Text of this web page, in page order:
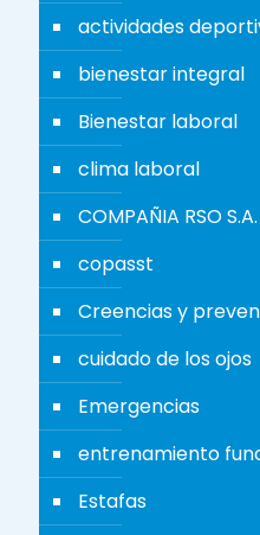
actividades
bienestar integral
Bienestar laboral
clima laboral
COMPAÑIA RSO S.A.
copasst
Creencias y
cuidado de los ojos
Emergencias
entrenamiento
Estafas